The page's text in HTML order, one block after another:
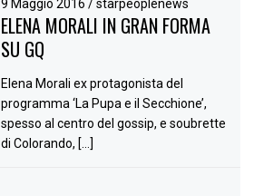
9 Maggio 2016/ starpeoplenews
ELENA MORALI IN GRAN FORMA
SU GQ
Elena Morali ex protagonista del
programma ‘La Pupa e il Secchione’,
spesso al centro del gossip, e soubrette
di Colorando, […]